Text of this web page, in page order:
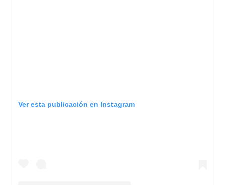
Ver esta publicación en Instagram